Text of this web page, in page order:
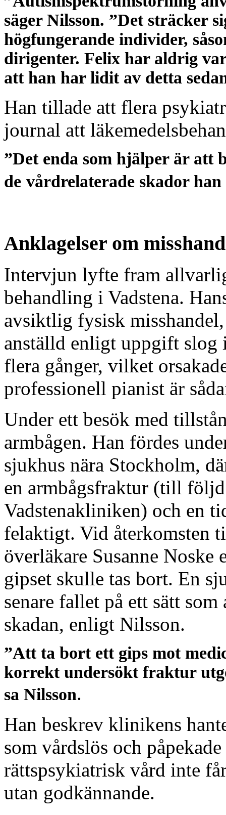
säger Nilsson. ”Det sträcker
högfungerande individer,
dirigenter. Felix har aldrig
att han har lidit av detta
Han tillade att flera
journal att
”Det enda som hjälper är att
de vårdrelaterade skador
Anklagelser om
Intervjun lyfte fram
behandling i Vadstena.
avsiktlig fysisk
anställd enligt uppgift slog
flera gånger, vilket
professionell pianist är
Under ett besök med
armbågen. Han fördes
sjukhus nära Stockholm,
en armbågsfraktur (till
Vadstenakliniken) och en
felaktigt. Vid återkomsten
överläkare Susanne
gipset skulle tas bort. En
senare fallet på ett sätt
skadan, enligt Nilsson.
”Att ta bort ett gips mot
korrekt undersökt fraktur
sa Nilsson.
Han beskrev klinikens
som vårdslös och
rättspsykiatrisk vård inte
utan godkännande.